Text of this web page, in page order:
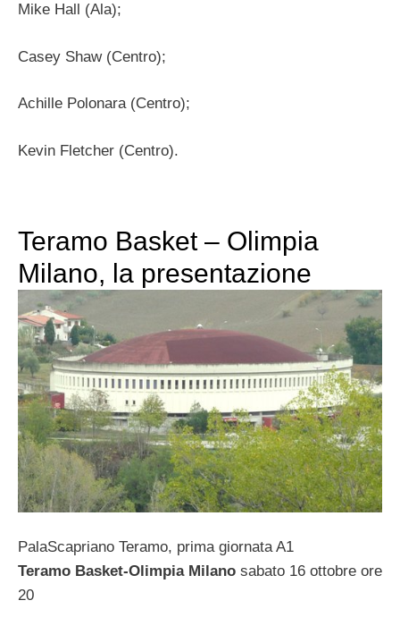
Mike Hall (Ala);
Casey Shaw (Centro);
Achille Polonara (Centro);
Kevin Fletcher (Centro).
Teramo Basket – Olimpia
Milano, la presentazione
PalaScapriano Teramo, prima giornata A1
Teramo Basket-Olimpia Milano sabato 16 ottobre ore
20